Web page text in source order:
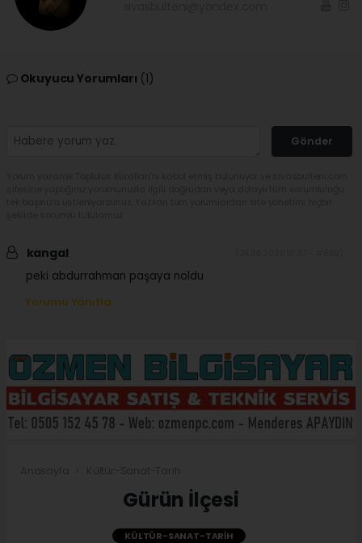
Okuyucu Yorumları (1)
Gönder
kangal
peki abdurrahman paşaya noldu
Yorumu Yanıtla
Gürün İlçesi
KÜLTÜR-SANAT-TARIH